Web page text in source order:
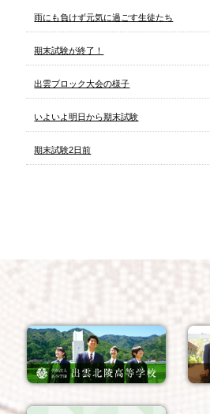
雨にも負けず元気に過ごす生徒たち
期末試験が終了！
出雲ブロック大会の様子
いよいよ明日から期末試験
期末試験2日前